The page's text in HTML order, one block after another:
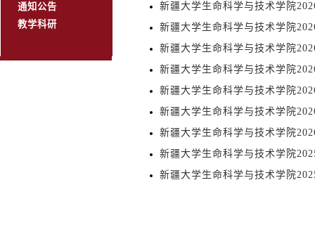
通知公告
教学科研
新疆大学生命科学与技术学院
新疆大学生命科学与技术学院
新疆大学生命科学与技术学院
新疆大学生命科学与技术学院
新疆大学生命科学与技术学院
新疆大学生命科学与技术学院
新疆大学生命科学与技术学院
新疆大学生命科学与技术学院
新疆大学生命科学与技术学院